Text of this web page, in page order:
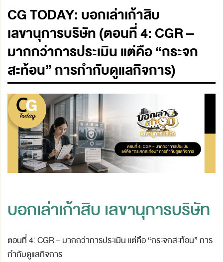
CG TODAY: บอกเล่าเก้าสิบ
เลขานุการบริษัท (ตอนที่ 4: CGR –
มากกว่าการประเมิน แต่คือ “กระจก
สะท้อน” การกำกับดูแลกิจการ)
บอกเล่าเก้าสิบ เลขานุการบริษัท
ตอนที่ 4: CGR – มากกว่าการประเมิน แต่คือ “กระจกสะท้อน” การ
กำกับดูแลกิจการ